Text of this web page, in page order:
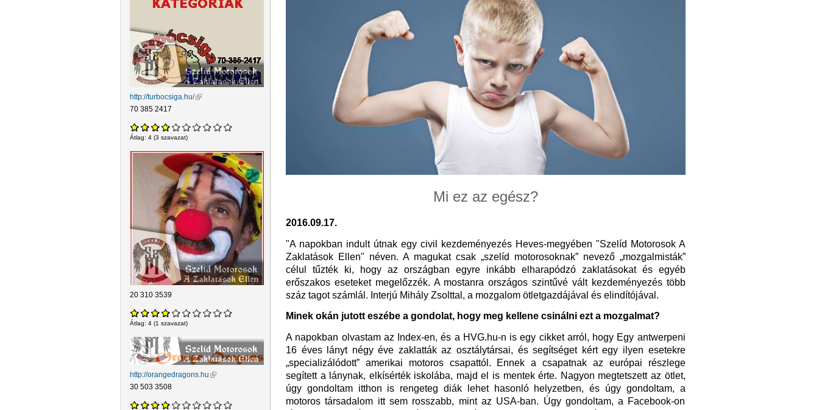
http://turbocsiga.hu/(külső hivatkozás)
70 385 2417
Átlag: 4 (3 szavazat)
20 310 3539
Átlag: 4 (1 szavazat)
http://orangedragons.hu (külső hivatkozás)
30 503 3508
Mi ez az egész?
2016.09.17.
"A napokban indult útnak egy civil kezdeményezés Heves-megyében "Szelíd Motorosok A
Zaklatások Ellen" néven. A magukat csak „szelíd motorosoknak” nevező „mozgalmisták”
célul tűzték ki, hogy az országban egyre inkább elharapódzó zaklatásokat és egyéb
erőszakos eseteket megelőzzék. A mostanra országos szintűvé vált kezdeményezés több
száz tagot számlál. Interjú Mihály Zsolttal, a mozgalom ötletgazdájával és elindítójával.
Minek okán jutott eszébe a gondolat, hogy meg kellene csinálni ezt a mozgalmat?
A napokban olvastam az Index-en, és a HVG.hu-n is egy cikket arról, hogy Egy antwerpeni
16 éves lányt négy éve zaklatták az osztálytársai, és segítséget kért egy ilyen esetekre
„specializálódott” amerikai motoros csapattól. Ennek a csapatnak az európai részlege
segített a lánynak, elkísérték iskolába, majd el is mentek érte. Nagyon megtetszett az ötlet,
úgy gondoltam itthon is rengeteg diák lehet hasonló helyzetben, és úgy gondoltam, a
motoros társadalom itt sem rosszabb, mint az USA-ban. Úgy gondoltam, a Facebook-on